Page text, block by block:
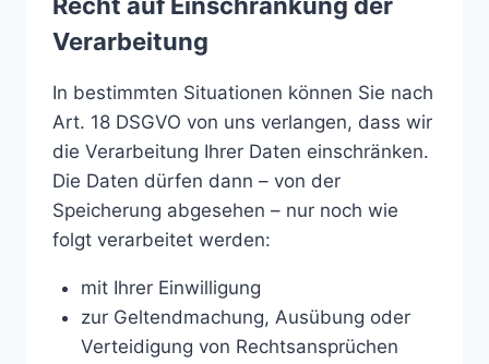
Verarbeitung
In bestimmten Situationen können Sie nach
Art. 18 DSGVO von uns verlangen, dass wir
die Verarbeitung Ihrer Daten einschränken.
Die Daten dürfen dann – von der
Speicherung abgesehen – nur noch wie
folgt verarbeitet werden:
mit Ihrer Einwilligung
zur Geltendmachung, Ausübung oder
Verteidigung von Rechtsansprüchen